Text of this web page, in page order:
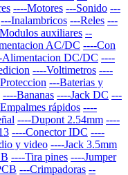
----Motores ---Sonido ---
---Inalambricos ---Reles ---
auxiliares --
AC/DC ----Con
Alimentacion DC/DC ----
----Voltimetros ----
---Baterias y
----Bananas ----Jack DC ---
rápidos ----
----Dupont 2.54mm ----
----Conector IDC ----
y video ----Jack 3.5mm
----Tira pines ----Jumper
---Crimpadoras --